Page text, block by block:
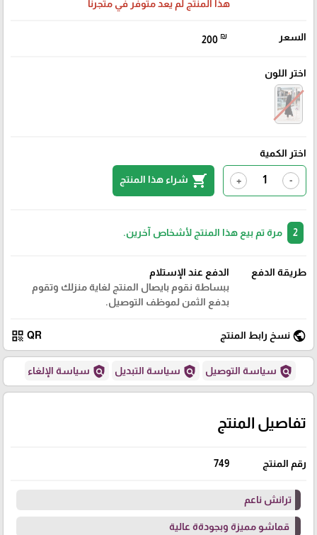
هذا المنتج لم يعد متوفر في متجرنا
السعر 200 ₪
اختر اللون
اختر الكمية
-
+
shopping_cart شراء هذا المنتج
مرة تم بيع هذا المنتج لأشخاص آخرين.
طريقة الدفع
الدفع عند الإستلام
ببساطة نقوم بايصال المنتج لغاية منزلك وتقوم
بدفع الثمن لموظف التوصيل.
public نسخ رابط المنتج QR
qr_code
policy سياسة التوصيل policy سياسة التبديل policy سياسة الإلغاء
تفاصيل المنتج
رقم المنتج 749
ترانش ناعم
قماشو مميزة وبجودةة عالية